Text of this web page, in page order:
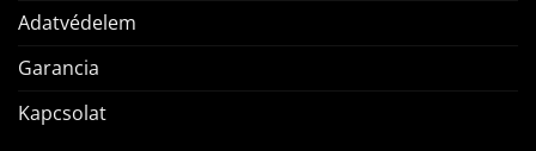
Adatvédelem
Garancia
Kapcsolat